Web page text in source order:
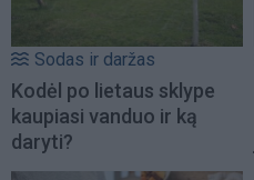
Sodas ir daržas
Kodėl po lietaus sklype
kaupiasi vanduo ir ką
daryti?